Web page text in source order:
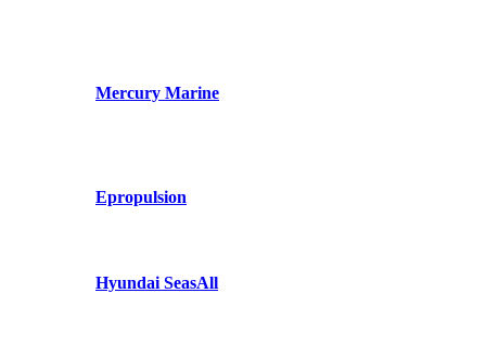
Mercury Marine
Epropulsion
Hyundai SeasAll